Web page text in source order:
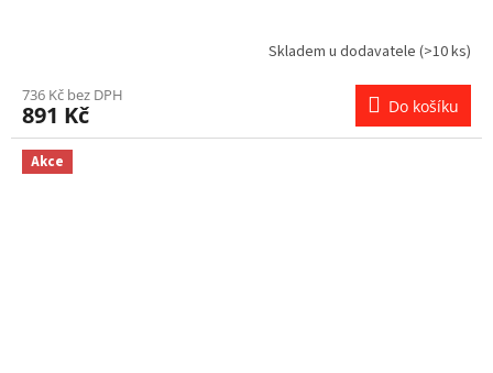
Skladem u dodavatele (>10 ks)
736 Kč bez DPH
891 Kč Do košíku
Akce